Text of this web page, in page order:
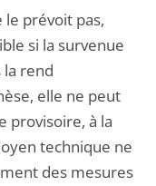
prévoit pas,
si la survenue
rend
elle ne peut
provisoire, à la
technique ne
des mesures